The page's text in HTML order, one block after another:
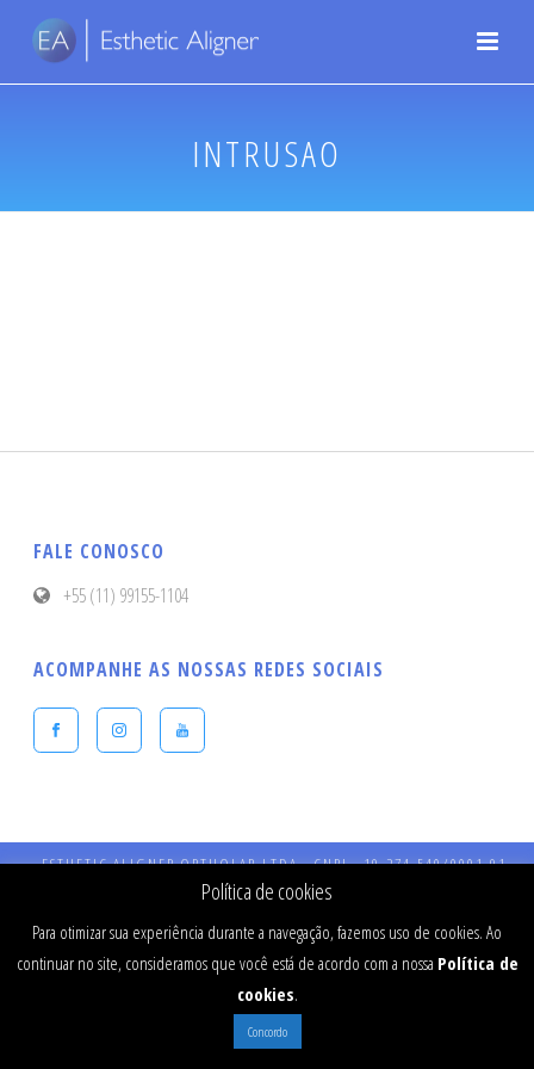
INTRUSAO
FALE CONOSCO
+55 (11) 99155-1104
ACOMPANHE AS NOSSAS REDES SOCIAIS
ESTHETIC ALIGNER ORTHOLAB LTDA - CNPJ - 19.274.540/0001-91 -
Endereço: Praça Presidente Kennedy, 90 – Vila Bastos – CEP: 09041-040
Santo André - SP - CRO 984 - RT: Dr Fernando Stefanato Buranello -
Política de cookies
Para otimizar sua experiência durante a navegação, fazemos uso de cookies. Ao
continuar no site, consideramos que você está de acordo com a nossa Política de
cookies.
Concordo